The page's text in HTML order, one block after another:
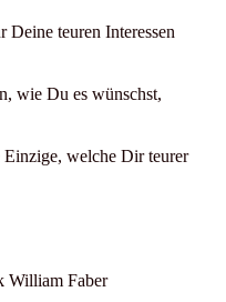
teuren Interessen
wie Du es wünschst,
Einzige, welche Dir teurer
William Faber